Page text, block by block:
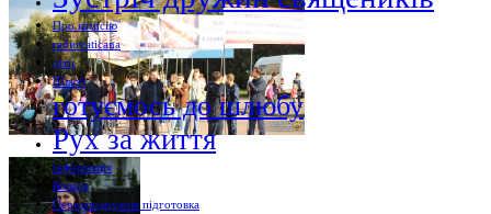
Про комісію
radiovaticana
діти
Шлюб
готуємось до шлюбу
Рух за життя
інформація
Коляда
Передподружня підготовка